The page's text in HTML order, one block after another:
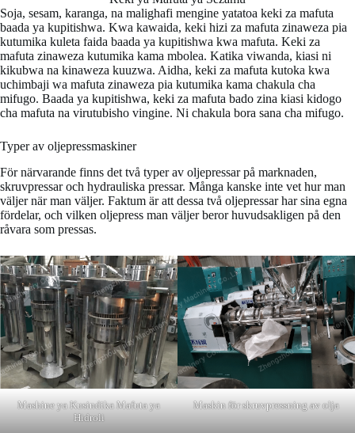
Soja, sesam, karanga, na malighafi mengine yatatoa keki za mafuta
baada ya kupitishwa. Kwa kawaida, keki hizi za mafuta zinaweza pia
kutumika kuleta faida baada ya kupitishwa kwa mafuta. Keki za
mafuta zinaweza kutumika kama mbolea. Katika viwanda, kiasi ni
kikubwa na kinaweza kuuzwa. Aidha, keki za mafuta kutoka kwa
uchimbaji wa mafuta zinaweza pia kutumika kama chakula cha
mifugo. Baada ya kupitishwa, keki za mafuta bado zina kiasi kidogo
cha mafuta na virutubisho vingine. Ni chakula bora sana cha mifugo.
Typer av oljepressmaskiner
För närvarande finns det två typer av oljepressar på marknaden,
skruvpressar och hydrauliska pressar. Många kanske inte vet hur man
väljer när man väljer. Faktum är att dessa två oljepressar har sina egna
fördelar, och vilken oljepress man väljer beror huvudsakligen på den
råvara som pressas.
Mashine ya Kusindika Mafuta ya
Hidroli
Maskin för skruvpressning av olja